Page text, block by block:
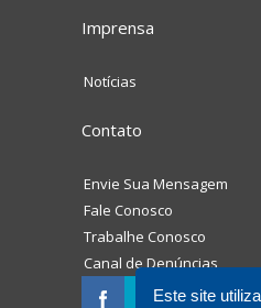
Imprensa
Notícias
Contato
Envie Sua Mensagem
Fale Conosco
Trabalhe Conosco
Canal de Denúncias
Este site